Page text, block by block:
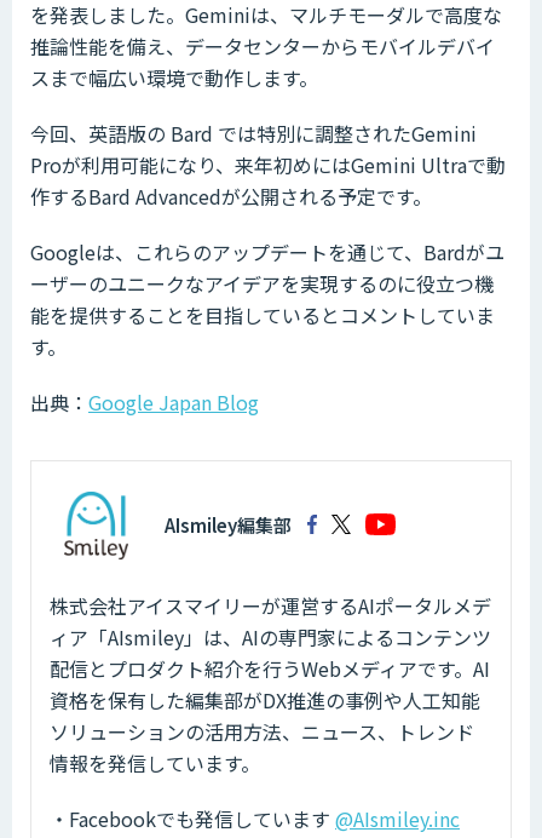
を発表しました。Geminiは、マルチモーダルで高度な
推論性能を備え、データセンターからモバイルデバイ
スまで幅広い環境で動作します。
今回、英語版の Bard では特別に調整されたGemini
Proが利用可能になり、来年初めにはGemini Ultraで動
作するBard Advancedが公開される予定です。
Googleは、これらのアップデートを通じて、Bardがユ
ーザーのユニークなアイデアを実現するのに役立つ機
能を提供することを目指しているとコメントしていま
す。
出典： Google Japan Blog
AIsmiley編集部
株式会社アイスマイリーが運営するAIポータルメデ
ィア「AIsmiley」は、AIの専門家によるコンテンツ
配信とプロダクト紹介を行うWebメディアです。AI
資格を保有した編集部がDX推進の事例や人工知能
ソリューションの活用方法、ニュース、トレンド
情報を発信しています。
・Facebookでも発信しています @AIsmiley.inc